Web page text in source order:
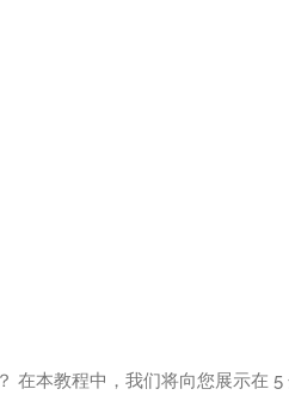
本教程中，我们将向您展示在 5